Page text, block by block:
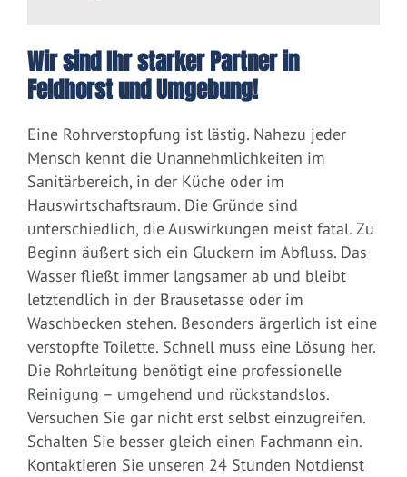
Wir sind Ihr starker Partner in
Feldhorst und Umgebung!
Eine Rohrverstopfung ist lästig. Nahezu jeder
Mensch kennt die Unannehmlichkeiten im
Sanitärbereich, in der Küche oder im
Hauswirtschaftsraum. Die Gründe sind
unterschiedlich, die Auswirkungen meist fatal. Zu
Beginn äußert sich ein Gluckern im Abfluss. Das
Wasser fließt immer langsamer ab und bleibt
letztendlich in der Brausetasse oder im
Waschbecken stehen. Besonders ärgerlich ist eine
verstopfte Toilette. Schnell muss eine Lösung her.
Die Rohrleitung benötigt eine professionelle
Reinigung – umgehend und rückstandslos.
Versuchen Sie gar nicht erst selbst einzugreifen.
Schalten Sie besser gleich einen Fachmann ein.
Kontaktieren Sie unseren 24 Stunden Notdienst